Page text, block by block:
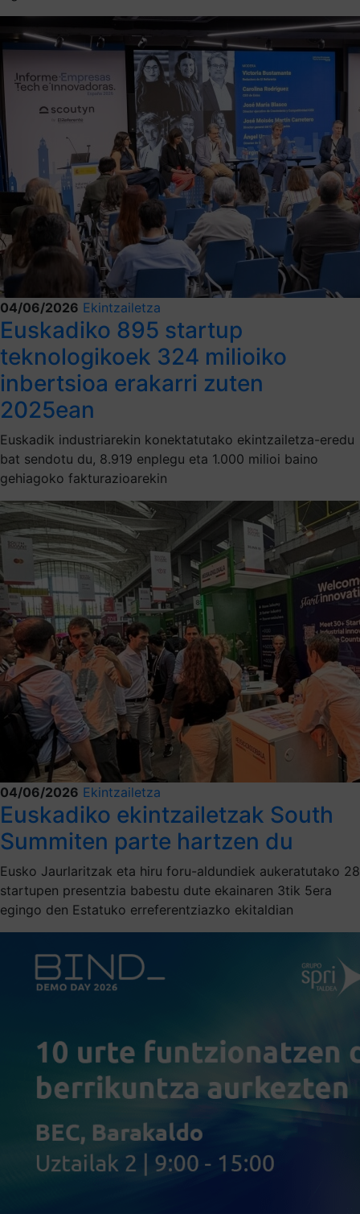
04/06/2026 Ekintzailetza
Euskadiko 895 startup
teknologikoek 324 milioiko
inbertsioa erakarri zuten
2025ean
Euskadik industriarekin konektatutako ekintzailetza-eredu
bat sendotu du, 8.919 enplegu eta 1.000 milioi baino
gehiagoko fakturazioarekin
04/06/2026 Ekintzailetza
Euskadiko ekintzailetzak South
Summiten parte hartzen du
Eusko Jaurlaritzak eta hiru foru-aldundiek aukeratutako 28
startupen presentzia babestu dute ekainaren 3tik 5era
egingo den Estatuko erreferentziazko ekitaldian